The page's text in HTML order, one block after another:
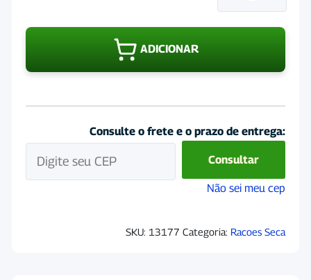
Gourmet
quantidade
ADICIONAR
Consulte o frete e o prazo de entrega:
Consultar
Não sei meu cep
SKU: 13177 Categoria: Racoes Seca